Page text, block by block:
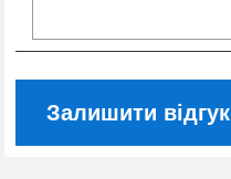
Залишити відгук